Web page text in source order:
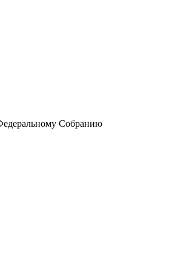
Собранию